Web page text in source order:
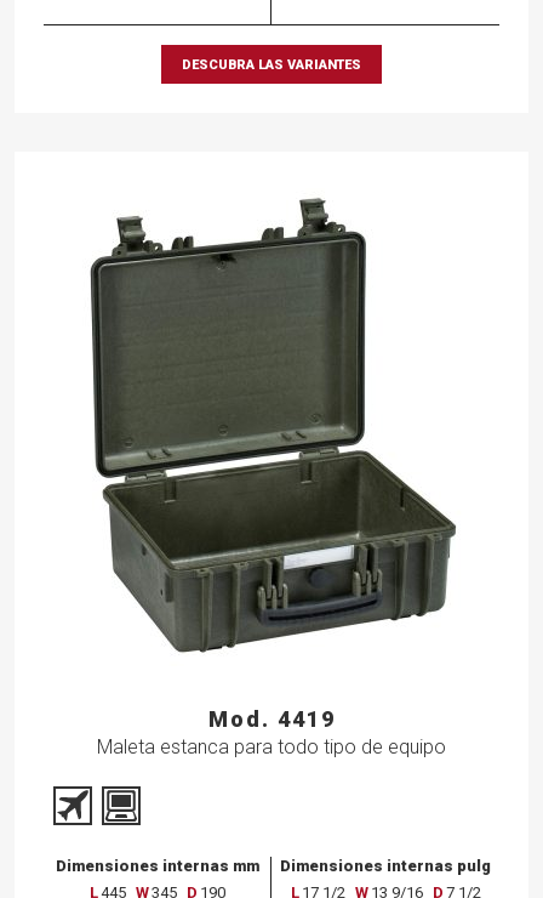
DESCUBRA LAS VARIANTES
Mod. 4419
Maleta estanca para todo tipo de equipo
Dimensiones internas mm
L445 W345 D 190
Dimensiones internas pulg
L 17 1/2 W 13 9/16 D 7 1/2